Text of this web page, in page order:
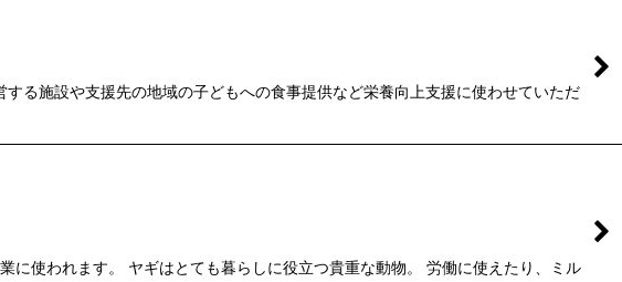
る施設や支援先の地域の子どもへの食事提供など栄養向上支援に使わせていただ
使われます。 ヤギはとても暮らしに役立つ貴重な動物。 労働に使えたり、ミル